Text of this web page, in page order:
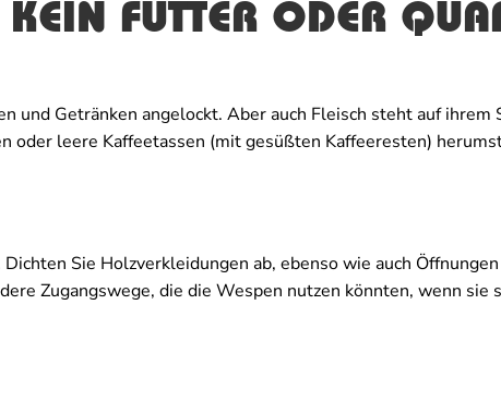
FUTTER ODER
und Getränken angelockt. Aber auch Fleisch steht auf ihrem
oder leere Kaffeetassen (mit gesüßten Kaffeeresten)
Sie Holzverkleidungen ab, ebenso wie auch
Zugangswege, die die Wespen nutzen könnten, wenn sie